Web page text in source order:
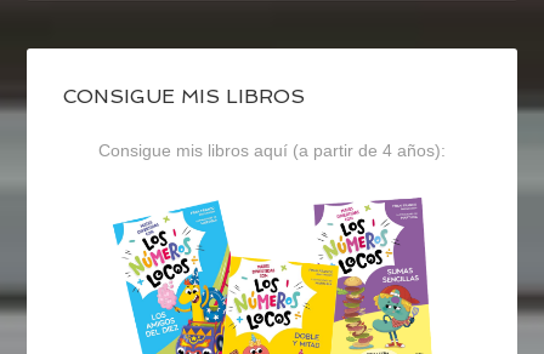
CONSIGUE MIS LIBROS
Consigue mis libros aquí (a partir de 4 años):